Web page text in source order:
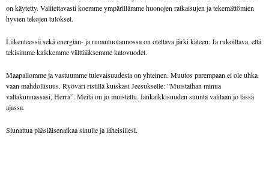
on käytetty. Valitettavasti koemme ympärillämme huonojen ratkaisujen ja tekemättömien
hyvien tekojen tulokset.
Liikenteessä sekä energian- ja ruoantuotannossa on otettava järki käteen. Ja rukoiltava, että
tekisimme kaikkemme välttääksemme katovuodet.
Maapallomme ja vastuumme tulevaisuudesta on yhteinen. Muutos parempaan ei ole uhka
vaan mahdollisuus. Ryöväri ristillä kuiskasi Jeesukselle: ”Muistathan minua
valtakunnassasi, Herra”. Meitä on jo muistettu. Iankaikkisuuden suunta valitaan jo tässä
ajassa.
Siunattua pääsiäisenaikaa sinulle ja läheisillesi.